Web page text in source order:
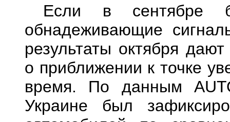
Если в сентябре
обнадеживающие
результаты октября
о приближении к точке
время. По данным
Украине был